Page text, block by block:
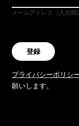
メールアドレス（入力間
登録
プライバシーポリシ
願いします。